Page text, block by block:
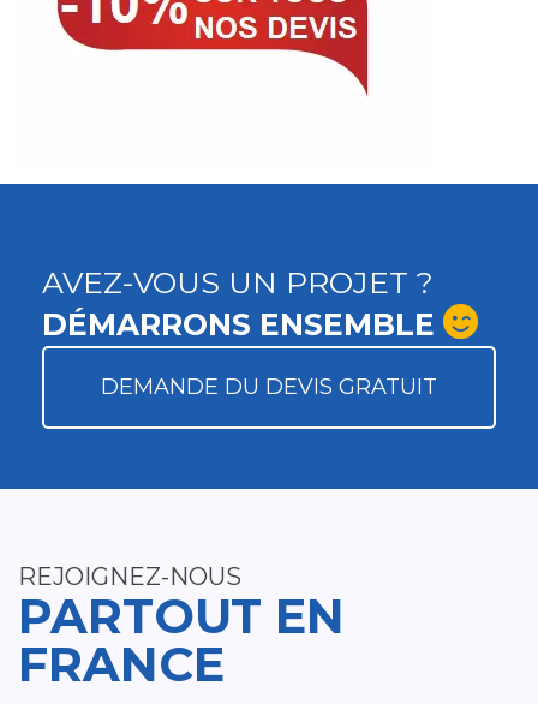
AVEZ-VOUS UN PROJET ?
DÉMARRONS ENSEMBLE
DEMANDE DU DEVIS GRATUIT
REJOIGNEZ-NOUS
PARTOUT EN
FRANCE